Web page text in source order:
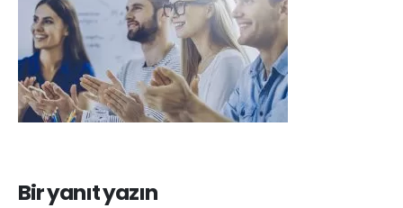
Bir yanıt yazın